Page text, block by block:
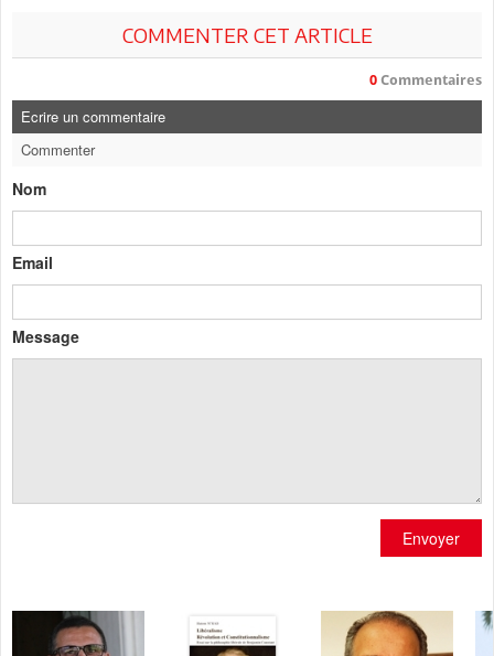
COMMENTER CET ARTICLE
0 Commentaires
Ecrire un commentaire
Commenter
Nom
Email
Message
Envoyer